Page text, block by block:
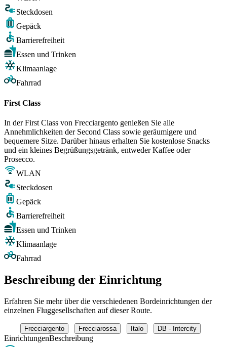
Steckdosen
Gepäck
Barrierefreiheit
Essen und Trinken
Klimaanlage
Fahrrad
First Class
In der First Class von Frecciargento genießen Sie alle
Annehmlichkeiten der Second Class sowie geräumigere und
bequemere Sitze. Darüber hinaus erhalten Sie kostenlose Snacks
und ein kleines Begrüßungsgetränk, entweder Kaffee oder
Prosecco.
WLAN
Steckdosen
Gepäck
Barrierefreiheit
Essen und Trinken
Klimaanlage
Fahrrad
Beschreibung der Einrichtung
Erfahren Sie mehr über die verschiedenen Bordeinrichtungen der
einzelnen Fluggesellschaften auf dieser Route.
Frecciargento Frecciarossa Italo DB - Intercity
EinrichtungenBeschreibung